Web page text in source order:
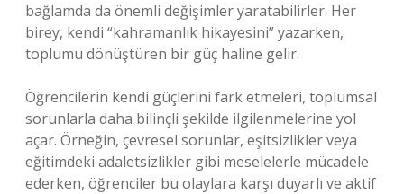
bağlamda da önemli değişimler yaratabilirler. Her
birey, kendi “kahramanlık hikayesini” yazarken,
toplumu dönüştüren bir güç haline gelir.
Öğrencilerin kendi güçlerini fark etmeleri, toplumsal
sorunlarla daha bilinçli şekilde ilgilenmelerine yol
açar. Örneğin, çevresel sorunlar, eşitsizlikler veya
eğitimdeki adaletsizlikler gibi meselelerle mücadele
ederken, öğrenciler bu olaylara karşı duyarlı ve aktif